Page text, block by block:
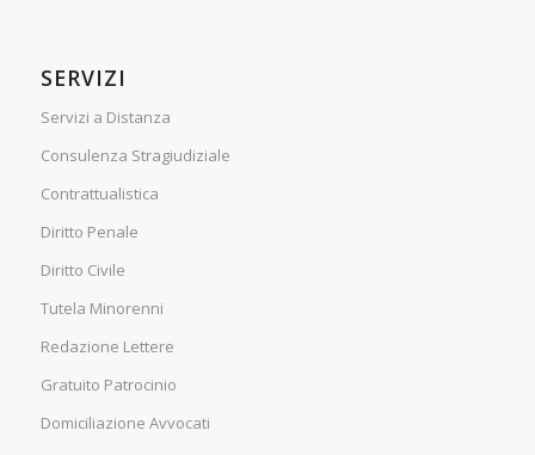
SERVIZI
Servizi a Distanza
Consulenza Stragiudiziale
Contrattualistica
Diritto Penale
Diritto Civile
Tutela Minorenni
Redazione Lettere
Gratuito Patrocinio
Domiciliazione Avvocati